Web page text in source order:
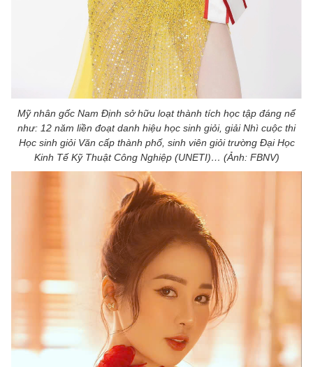
Mỹ nhân gốc Nam Định sở hữu loạt thành tích học tập đáng nể
như: 12 năm liền đoạt danh hiệu học sinh giỏi, giải Nhì cuộc thi
Học sinh giỏi Văn cấp thành phố, sinh viên giỏi trường Đại Học
Kinh Tế Kỹ Thuật Công Nghiệp (UNETI)… (Ảnh: FBNV)